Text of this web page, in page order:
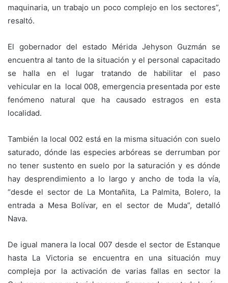
maquinaria, un trabajo un poco complejo en los sectores”,
resaltó.
El gobernador del estado Mérida Jehyson Guzmán se
encuentra al tanto de la situación y el personal capacitado
se halla en el lugar tratando de habilitar el paso
vehicular en la local 008, emergencia presentada por este
fenómeno natural que ha causado estragos en esta
localidad.
También la local 002 está en la misma situación con suelo
saturado, dónde las especies arbóreas se derrumban por
no tener sustento en suelo por la saturación y es dónde
hay desprendimiento a lo largo y ancho de toda la vía,
“desde el sector de La Montañita, La Palmita, Bolero, la
entrada a Mesa Bolívar, en el sector de Muda”, detalló
Nava.
De igual manera la local 007 desde el sector de Estanque
hasta La Victoria se encuentra en una situación muy
compleja por la activación de varias fallas en sector la